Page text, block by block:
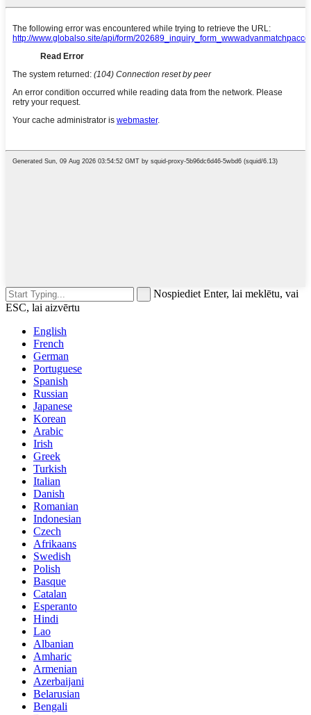
Nospiediet Enter, lai meklētu, vai
ESC, lai aizvērtu
English
French
German
Portuguese
Spanish
Russian
Japanese
Korean
Arabic
Irish
Greek
Turkish
Italian
Danish
Romanian
Indonesian
Czech
Afrikaans
Swedish
Polish
Basque
Catalan
Esperanto
Hindi
Lao
Albanian
Amharic
Armenian
Azerbaijani
Belarusian
Bengali